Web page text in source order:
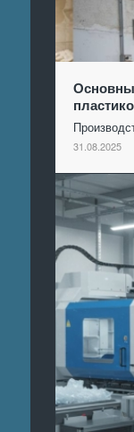
31.08.2025